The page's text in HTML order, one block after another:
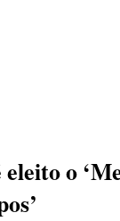
eleito o